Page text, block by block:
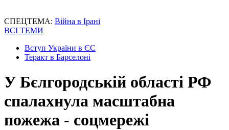
СПЕЦТЕМА: Війна в Ірані
ВСІ ТЕМИ
Вступ України в ЄС
Теракт в Барселоні
У Бєлгородській області РФ
спалахнула масштабна
пожежа - соцмережі